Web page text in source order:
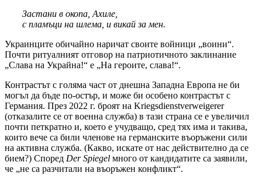
Застани в окопа, Ахиле,
с пламъци на шлема, и викай за мен.
Украинците обичайно наричат своите войници „воини“.
Почти ритуалният отговор на патриотичното заклинание
„Слава на Украйна!“ е „На героите, слава!“.
Контрастът с голяма част от днешна Западна Европа не би
могъл да бъде по-остър, и може би особено контрастът с
Германия. През 2022 г. броят на Kriegsdienstverweigerer
(отказалите се от военна служба) в тази страна се е увеличил
почти петкратно и, което е учудващо, сред тях има и такива,
които вече са били членове на германските въоръжени сили
на активна служба. (Какво, искате от нас действително да се
бием?) Според Der Spiegel много от кандидатите са заявили,
че „не са разчитали на въоръжен конфликт“.